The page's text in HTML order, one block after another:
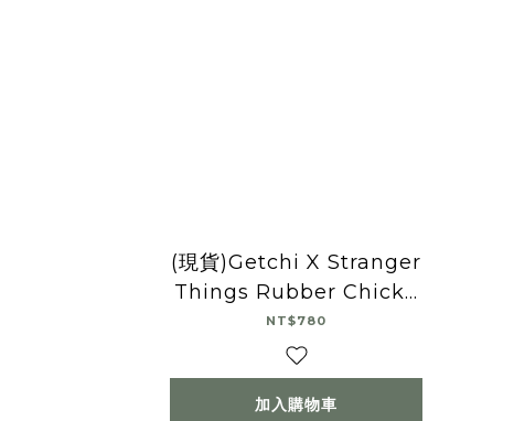
(現貨)Getchi X Stranger
Things Rubber Chicke
n怪奇物語聯名抱枕
NT$780
加入購物車